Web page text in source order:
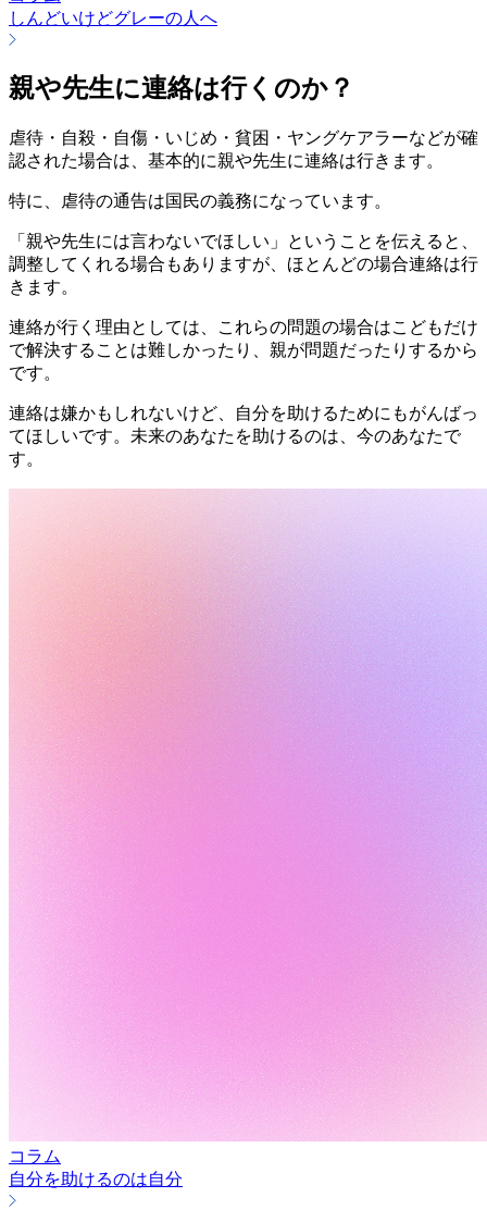
しんどいけどグレーの人へ
親や先生に連絡は行くのか？
虐待・自殺・自傷・いじめ・貧困・ヤングケアラーなどが確
認された場合は、基本的に親や先生に連絡は行きます。
特に、虐待の通告は国民の義務になっています。
「親や先生には言わないでほしい」ということを伝えると、
調整してくれる場合もありますが、ほとんどの場合連絡は行
きます。
連絡が行く理由としては、これらの問題の場合はこどもだけ
で解決することは難しかったり、親が問題だったりするから
です。
連絡は嫌かもしれないけど、自分を助けるためにもがんばっ
てほしいです。未来のあなたを助けるのは、今のあなたで
す。
コラム
自分を助けるのは自分